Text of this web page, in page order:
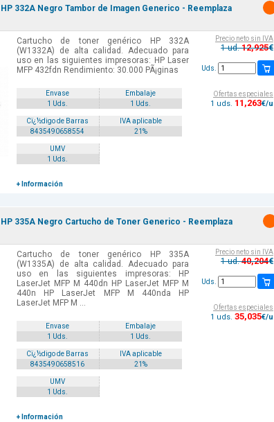
HP 332A Negro Tambor de Imagen Generico - Reemplaza
Cartucho de toner genérico HP 332A
(W1332A) de alta calidad. Adecuado para
uso en las siguientes impresoras: HP Laser
MFP 432fdn Rendimiento: 30.000 PÃ¡ginas
Envase
Embalaje
1 Uds.
1 Uds.
Cï¿½digo de Barras
IVA aplicable
8435490658554
21%
UMV
1 Uds.
+ Información
Precio neto sin IVA
1 ud.12,925€
Uds.
Ofertas especiales
1 uds. 11 ,263€/u
HP 335A Negro Cartucho de Toner Generico - Reemplaza
Cartucho de toner genérico HP 335A
(W1335A) de alta calidad. Adecuado para
uso en las siguientes impresoras: HP
LaserJet MFP M 440dn HP LaserJet MFP M
440n HP LaserJet MFP M 440nda HP
LaserJet MFP M ...
Envase
Embalaje
1 Uds.
1 Uds.
Cï¿½digo de Barras
IVA aplicable
8435490658516
21%
UMV
1 Uds.
+ Información
Precio neto sin IVA
1 ud.40,204€
Uds.
Ofertas especiales
1 uds. 35,035€/u